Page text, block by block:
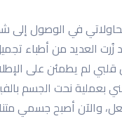
في الوصول إلى
قد زُرت العديد من
لم يطمئن على
نحت الجسم
والآن أصبح جسمي